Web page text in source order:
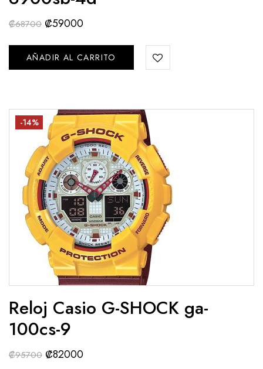
₡68700 ₡59000
AÑADIR AL CARRITO
-14%
Reloj Casio G-SHOCK ga-
100cs-9
₡95700 ₡82000